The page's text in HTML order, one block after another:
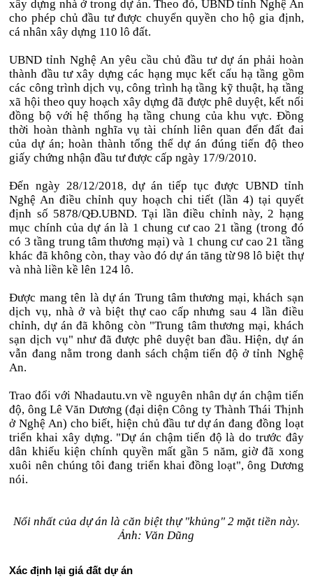
xây dựng nhà ở trong dự án. Theo đó, UBND tỉnh Nghệ An
cho phép chủ đầu tư được chuyển quyền cho hộ gia định,
cá nhân xây dựng 110 lô đất.
UBND tỉnh Nghệ An yêu cầu chủ đầu tư dự án phải hoàn
thành đầu tư xây dựng các hạng mục kết cấu hạ tầng gồm
các công trình dịch vụ, công trình hạ tầng kỹ thuật, hạ tầng
xã hội theo quy hoạch xây dựng đã được phê duyệt, kết nối
đồng bộ với hệ thống hạ tầng chung của khu vực. Đồng
thời hoàn thành nghĩa vụ tài chính liên quan đến đất đai
của dự án; hoàn thành tổng thể dự án đúng tiến độ theo
giấy chứng nhận đầu tư được cấp ngày 17/9/2010.
Đến ngày 28/12/2018, dự án tiếp tục được UBND tỉnh
Nghệ An điều chỉnh quy hoạch chi tiết (lần 4) tại quyết
định số 5878/QĐ.UBND. Tại lần điều chỉnh này, 2 hạng
mục chính của dự án là 1 chung cư cao 21 tầng (trong đó
có 3 tầng trung tâm thương mại) và 1 chung cư cao 21 tầng
khác đã không còn, thay vào đó dự án tăng từ 98 lô biệt thự
và nhà liền kề lên 124 lô.
Được mang tên là dự án Trung tâm thương mại, khách sạn
dịch vụ, nhà ở và biệt thự cao cấp nhưng sau 4 lần điều
chỉnh, dự án đã không còn "Trung tâm thương mại, khách
sạn dịch vụ" như đã được phê duyệt ban đầu. Hiện, dự án
vẫn đang nằm trong danh sách chậm tiến độ ở tỉnh Nghệ
An.
Trao đổi với Nhadautu.vn về nguyên nhân dự án chậm tiến
độ, ông Lê Văn Dương (đại diện Công ty Thành Thái Thịnh
ở Nghệ An) cho biết, hiện chủ đầu tư dự án đang đồng loạt
triển khai xây dựng. "Dự án chậm tiến độ là do trước đây
dân khiếu kiện chính quyền mất gần 5 năm, giờ đã xong
xuôi nên chúng tôi đang triển khai đồng loạt", ông Dương
nói.
Nổi nhất của dự án là căn biệt thự "khủng" 2 mặt tiền này.
Ảnh: Văn Dũng
Xác định lại giá đất dự án